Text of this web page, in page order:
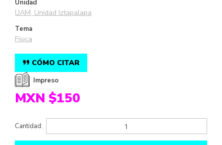
Unidad
UAM, Unidad Iztapalapa
Tema
Física
CÓMO CITAR
Impreso
MXN $150
Cantidad: